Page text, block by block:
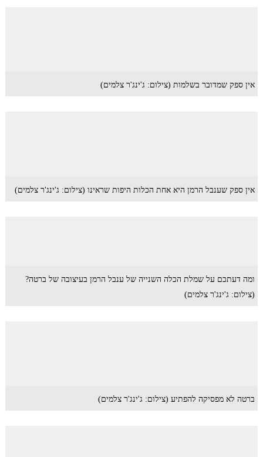
אין ספק שמדובר בשלמות (צילום: ג'ינג'ר צלמים)
אין ספק שענבל הרמן היא אחת הכלות היפות שראינו (צילום: ג'ינג'ר צלמים)
ומה דעתכם על שמלת הכלה השנייה של ענבל הרמן בעיצובה של ברטה?
(צילום: ג'ינג'ר צלמים)
ברטה לא מפסיקה להפתיע (צילום: ג'ינג'ר צלמים)